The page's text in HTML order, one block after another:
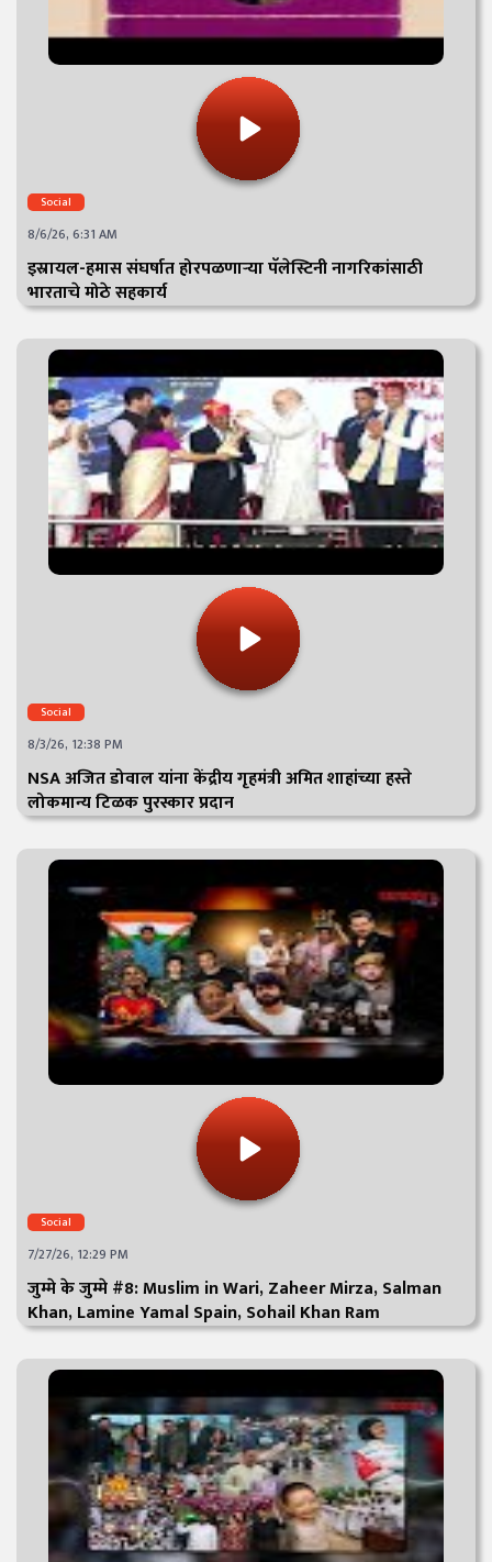
Social
8/6/26, 6:31 AM
इस्रायल-हमास संघर्षात होरपळणाऱ्या पॅलेस्टिनी नागरिकांसाठी
भारताचे मोठे सहकार्य
Social
8/3/26, 12:38 PM
NSA अजित डोवाल यांना केंद्रीय गृहमंत्री अमित शाहांच्या हस्ते
लोकमान्य टिळक पुरस्कार प्रदान
Social
7/27/26, 12:29 PM
जुम्मे के जुम्मे #8: Muslim in Wari, Zaheer Mirza, Salman
Khan, Lamine Yamal Spain, Sohail Khan Ram